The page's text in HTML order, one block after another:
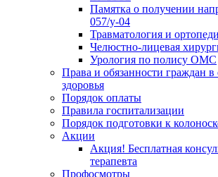
Памятка о получении
057/у-04
Травматология и
Челюстно-лицевая
Урология по полису ОМС
Права и обязанности граждан
здоровья
Порядок оплаты
Правила госпитализации
Порядок подготовки к
Акции
Акция! Бесплатная
терапевта
Профосмотры